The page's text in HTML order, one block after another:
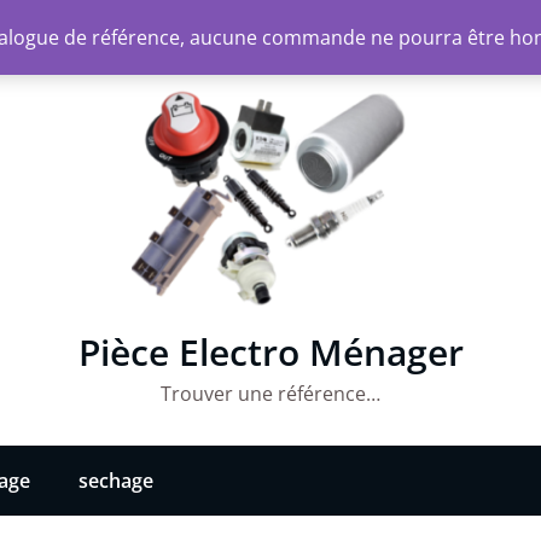
Pièce Electro Ménager
Trouver une référence…
sechage
de référence, aucune commande ne pourra être